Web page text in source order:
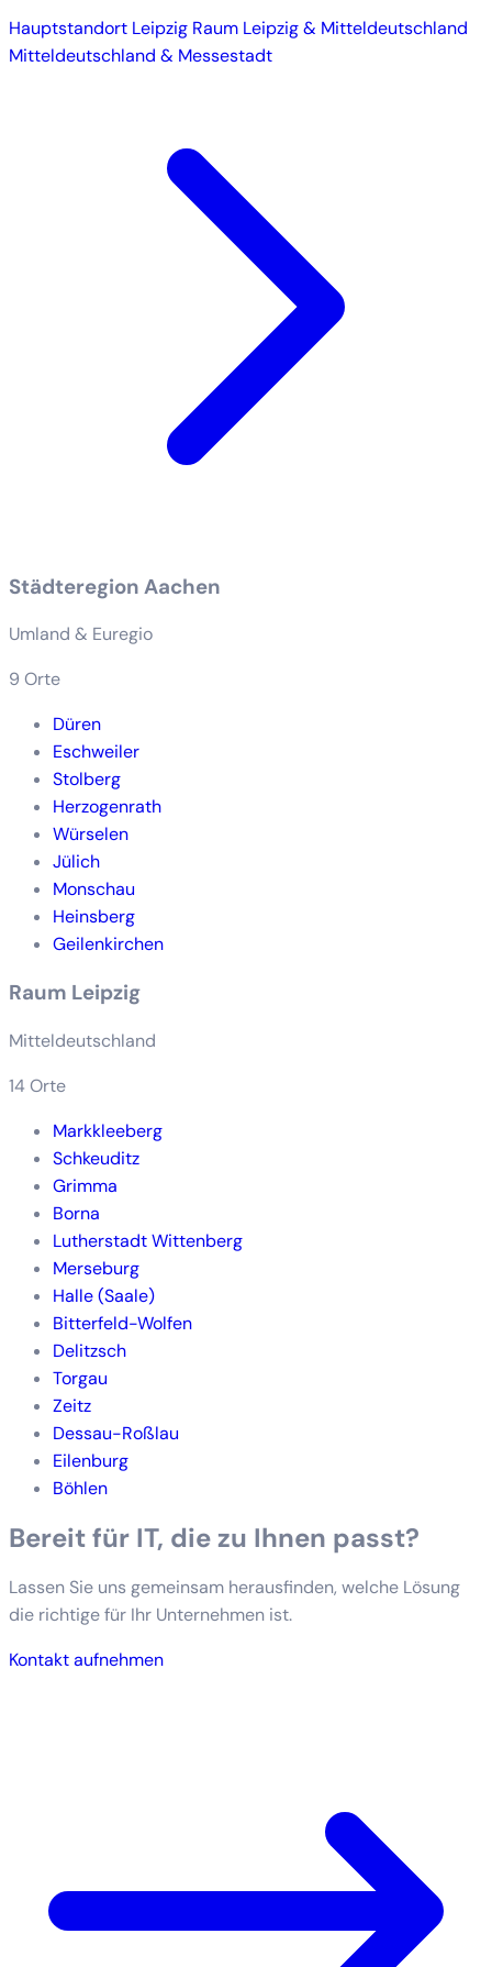
Hauptstandort Leipzig Raum Leipzig & Mitteldeutschland
Mitteldeutschland & Messestadt
Städteregion Aachen
Umland & Euregio
9 Orte
Düren
Eschweiler
Stolberg
Herzogenrath
Würselen
Jülich
Monschau
Heinsberg
Geilenkirchen
Raum Leipzig
Mitteldeutschland
14 Orte
Markkleeberg
Schkeuditz
Grimma
Borna
Lutherstadt Wittenberg
Merseburg
Halle (Saale)
Bitterfeld-Wolfen
Delitzsch
Torgau
Zeitz
Dessau-Roßlau
Eilenburg
Böhlen
Bereit für IT, die zu Ihnen passt?
Lassen Sie uns gemeinsam herausfinden, welche Lösung
die richtige für Ihr Unternehmen ist.
Kontakt aufnehmen